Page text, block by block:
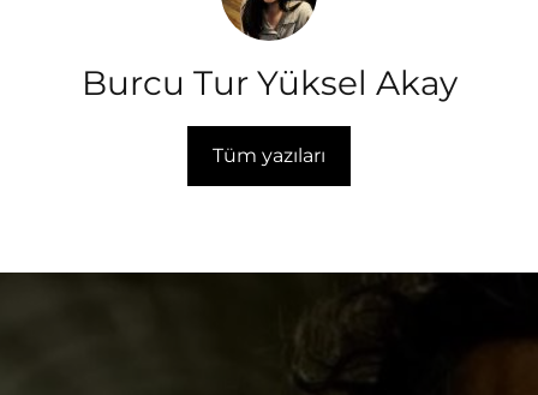
Burcu Tur Yüksel Akay
Tüm yazıları